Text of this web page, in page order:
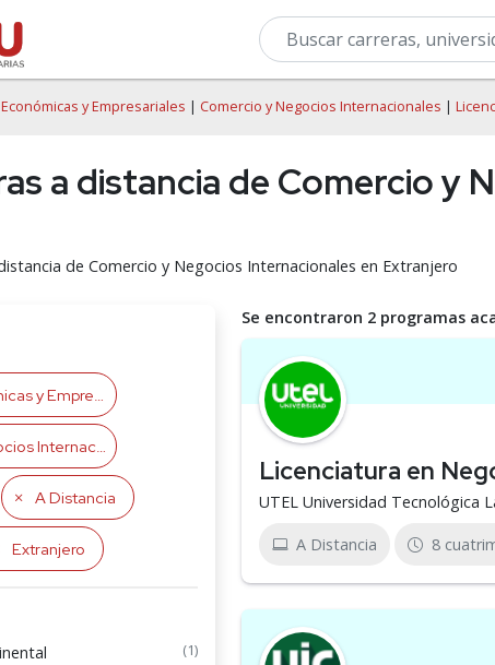
y Empresariales | Comercio y Negocios Internacionales |
a distancia de Comercio y
de Comercio y Negocios Internacionales en Extranjero
Empresariales
Internacionales
A Distancia
Extranjero
(1)
Se encontraron 2 programas
Licenciatura en
UTEL Universidad Tecnológica
A Distancia 8